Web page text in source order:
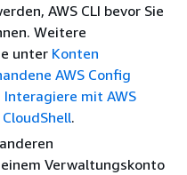
AWS CLI bevor Sie
Weitere
unter Konten
AWS Config
Interagiere mit AWS
.
Verwaltungskonto